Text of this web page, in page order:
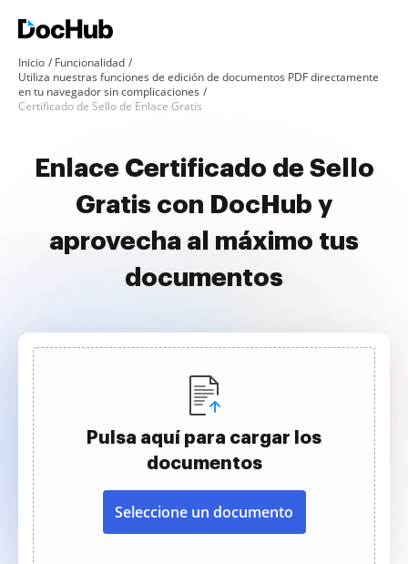
Inicio
Funcionalidad
Utiliza nuestras funciones de edición de documentos PDF directamente
en tu navegador sin complicaciones
Certificado de Sello de Enlace Gratis
Enlace Certificado de Sello
Gratis con DocHub y
aprovecha al máximo tus
documentos
Pulsa aquí para cargar los
documentos
Seleccione un documento